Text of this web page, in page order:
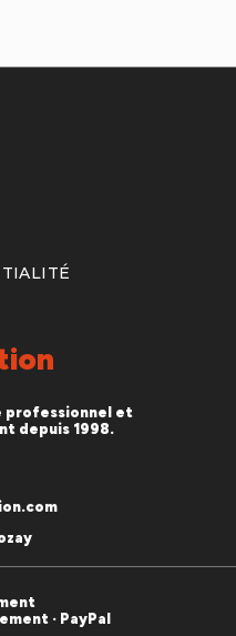
professionnel et
depuis 1998.
· PayPal